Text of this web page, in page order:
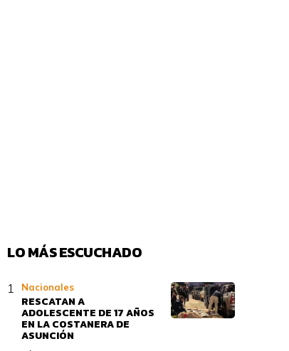
LO MÁS ESCUCHADO
Nacionales
RESCATAN A
ADOLESCENTE DE 17 AÑOS
EN LA COSTANERA DE
ASUNCIÓN